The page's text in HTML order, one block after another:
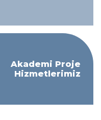
Akademi Proje
Hizmetlerimiz